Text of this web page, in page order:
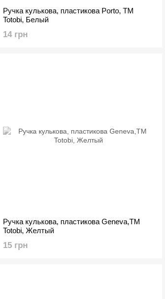
Ручка кулькова, пластикова Porto, ТМ
Totobi, Белый
14 грн
Ручка кулькова, пластикова Geneva,TM
Totobi, Желтый
15 грн